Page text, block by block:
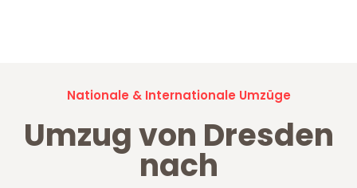
Nationale & Internationale Umzüge
Umzug von Dresden
nach